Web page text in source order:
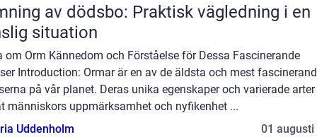
av dödsbo: Praktisk vägledning i en
situation
om Orm Kännedom och Förståelse för Dessa Fascinerande
Introduction: Ormar är en av de äldsta och mest
på vår planet. Deras unika egenskaper och varierade
människors uppmärksamhet och nyfikenhet ...
Uddenholm
01 augusti